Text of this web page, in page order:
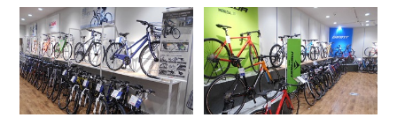
サイクルメイト
サイクルポーター